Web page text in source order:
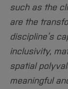
such as the
are the
discipline’s
inclusivity,
spatial
meaningful